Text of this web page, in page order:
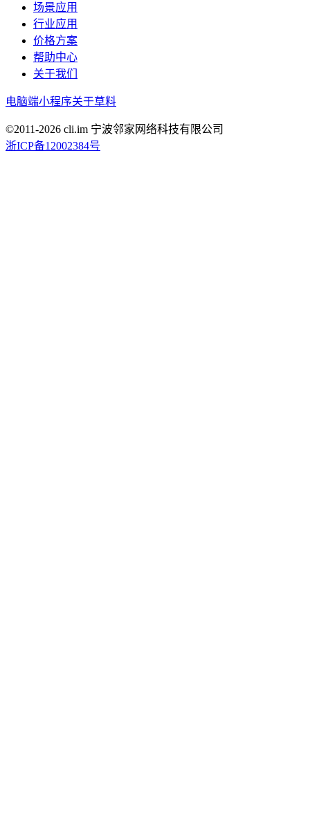
场景应用
行业应用
价格方案
帮助中心
关于我们
电脑端小程序关于草料
©2011-2026 cli.im 宁波邻家网络科技有限公司
浙ICP备12002384号